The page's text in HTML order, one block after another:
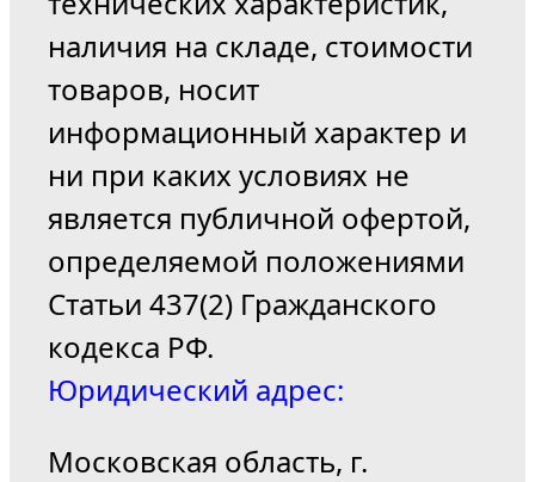
наличия на складе, стоимости
товаров, носит
информационный характер и
ни при каких условиях не
является публичной офертой,
определяемой положениями
Статьи 437(2) Гражданского
кодекса РФ.
Юридический адрес:
Московская область, г.